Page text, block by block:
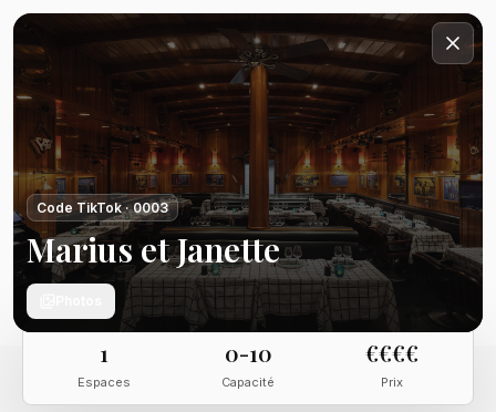
Code TikTok ·0003
Marius et Janette
1
Espaces
0-10
Capacité
€€€€
Prix